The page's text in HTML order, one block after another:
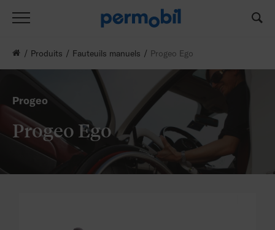
Progeo
Progeo Ego
Produits Fauteuils manuels Progeo Ego